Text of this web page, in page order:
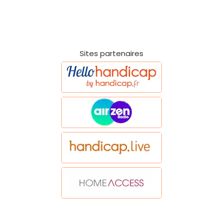
Sites partenaires